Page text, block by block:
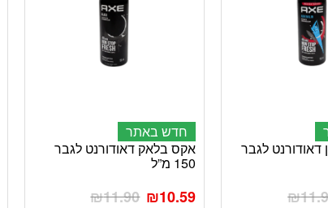
דאודורנט לגבר
₪
חדש באתר
אקס בלאק דאודורנט לגבר
150 מ”ל
₪11.90 ₪10.59